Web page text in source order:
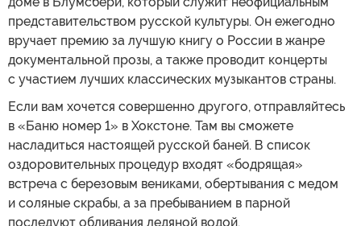
представительством русской культуры. Он ежегодно
вручает премию за лучшую книгу о России в жанре
документальной прозы, а также проводит концерты
с участием лучших классических музыкантов страны.
Если вам хочется совершенно другого, отправляйтесь
в «Баню номер 1» в Хокстоне. Там вы сможете
насладиться настоящей русской баней. В список
оздоровительных процедур входят «бодрящая»
встреча с березовым вениками, обертывания с медом
и соляные скрабы, а за пребыванием в парной
последуют обливания ледяной водой.